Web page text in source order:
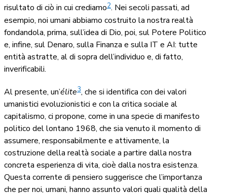
risultato di ciò in cui crediamo2. Nei secoli passati, ad
esempio, noi umani abbiamo costruito la nostra realtà
fondandola, prima, sull’idea di Dio, poi, sul Potere Politico
e, infine, sul Denaro, sulla Finanza e sulla IT e AI: tutte
entità astratte, al di sopra dell’individuo e, di fatto,
inverificabili.
Al presente, un’élite3, che si identifica con dei valori
umanistici evoluzionistici e con la critica sociale al
capitalismo, ci propone, come in una specie di manifesto
politico del lontano 1968, che sia venuto il momento di
assumere, responsabilmente e attivamente, la
costruzione della realtà sociale a partire dalla nostra
concreta esperienza di vita, cioè dalla nostra esistenza.
Questa corrente di pensiero suggerisce che l’importanza
che per noi, umani, hanno assunto valori quali qualità della